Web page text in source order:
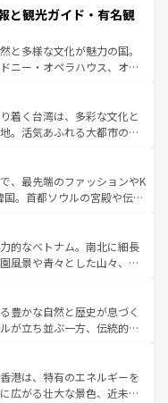
楽と美食が融合した独特の
の各地域で異なる魅力を楽
な歴史を感じることができ
プや列車の旅も、アメリカ
番の観光地といえばオアフ
らマウイ島やカウアイ島が
に輝く海をはじめ、豊かな
アロハスピリット」と呼ば
やハワイアンミュージッ
すべてがハワイの魅力を彩
発見と感動が待っているハ
と観光ガイド・有名観
と多様な文化が魅力の国。
ニー・オペラハウス、オー
えるウルル（エアーズロッ
林やケアンズの熱帯雨林な
、カフェやワイン、オージ
ており、サーフィンやダイ
トドア好きにはたまらな
力を存分に味わいつくそ
着く台湾は、多彩な文化と
。活気あふれる大都市の台
台湾東部など、都市の喧騒
、訪れる人に新しい発見と
、奥深い台湾の食文化も魅
ど、バラエティ豊かな料理
台湾情報は コンテンツ一覧を参
、最先端のファッションやK
。首都ソウルの宮殿や伝統
々の自然美を楽しむことが
、絶品のストリートフード
っている。夜には、韓国な
多彩な魅力を心ゆくまで味
。 なお、新着の韓国情報はコンテンツ一
的なベトナム。南北に細長
風景や青々とした山々、世
。ハノイの古い町並みやホ
の建物も、独特の雰囲気を
ティの豊かさとおいしさで
トナムコーヒーなどは、ぜ
を訪れてもあたたかい人々
きっと忘れられない旅にな
豊かな自然と歴史が息づく
が立ち並ぶ一方、伝統的な
はチェンマイなどの山岳地
プーケットやクラビの美し
むことができる。タイ料理
港は、特有のエネルギーを
広がる壮大な景色、近未来